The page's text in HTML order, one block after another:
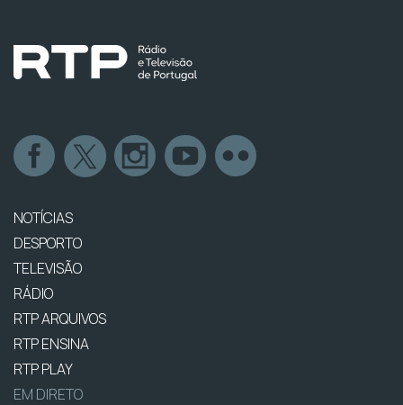
NOTÍCIAS
DESPORTO
TELEVISÃO
RÁDIO
RTP ARQUIVOS
RTP ENSINA
RTP PLAY
EM DIRETO